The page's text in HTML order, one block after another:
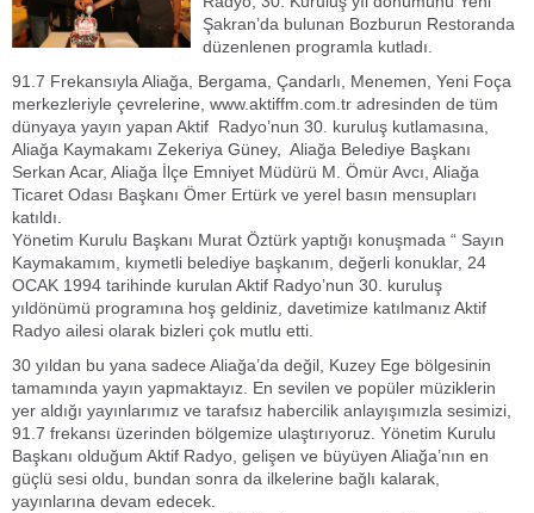
Şakran’da bulunan Bozburun Restoranda
düzenlenen programla kutladı.
91.7 Frekansıyla Aliağa, Bergama, Çandarlı, Menemen, Yeni Foça
merkezleriyle çevrelerine, www.aktiffm.com.tr adresinden de tüm
dünyaya yayın yapan Aktif Radyo’nun 30. kuruluş kutlamasına,
Aliağa Kaymakamı Zekeriya Güney, Aliağa Belediye Başkanı
Serkan Acar, Aliağa İlçe Emniyet Müdürü M. Ömür Avcı, Aliağa
Ticaret Odası Başkanı Ömer Ertürk ve yerel basın mensupları
katıldı.
Yönetim Kurulu Başkanı Murat Öztürk yaptığı konuşmada “ Sayın
Kaymakamım, kıymetli belediye başkanım, değerli konuklar, 24
OCAK 1994 tarihinde kurulan Aktif Radyo’nun 30. kuruluş
yıldönümü programına hoş geldiniz, davetimize katılmanız Aktif
Radyo ailesi olarak bizleri çok mutlu etti.
30 yıldan bu yana sadece Aliağa’da değil, Kuzey Ege bölgesinin
tamamında yayın yapmaktayız. En sevilen ve popüler müziklerin
yer aldığı yayınlarımız ve tarafsız habercilik anlayışımızla sesimizi,
91.7 frekansı üzerinden bölgemize ulaştırıyoruz. Yönetim Kurulu
Başkanı olduğum Aktif Radyo, gelişen ve büyüyen Aliağa’nın en
güçlü sesi oldu, bundan sonra da ilkelerine bağlı kalarak,
yayınlarına devam edecek.